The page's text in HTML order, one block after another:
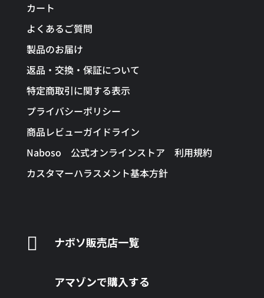
カート
よくあるご質問
製品のお届け
返品・交換・保証について
特定商取引に関する表示
プライバシーポリシー
商品レビューガイドライン
Naboso 公式オンラインストア 利用規約
カスタマーハラスメント基本方針
 ナボソ販売店一覧
アマゾンで購入する